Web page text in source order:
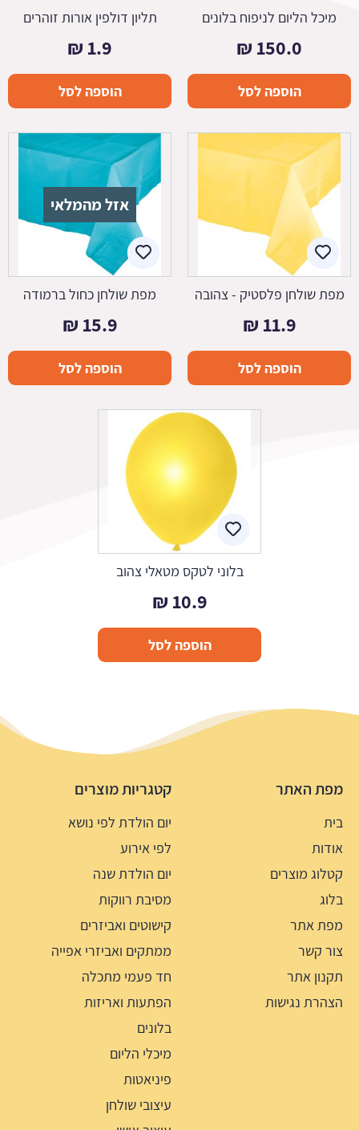
מיכל הליום לניפוח בלונים
150.0
₪
הוספה לסל
תליון דולפין אורות זוהרים
1.9
₪
הוספה לסל
מפת שולחן פלסטיק - צהובה
11.9
₪
הוספה לסל
אזל מהמלאי
מפת שולחן כחול ברמודה
15.9
₪
הוספה לסל
בלוני לטקס מטאלי צהוב
10.9
₪
הוספה לסל
מפת האתר
בית
אודות
קטלוג מוצרים
בלוג
מפת אתר
צור קשר
תקנון אתר
הצהרת נגישות
קטגריות מוצרים
יום הולדת לפי נושא
לפי אירוע
יום הולדת שנה
מסיבת רווקות
קישוטים ואביזרים
ממתקים ואביזרי אפייה
חד פעמי מתכלה
הפתעות ואריזות
בלונים
מיכלי הליום
פיניאטות
עיצובי שולחן